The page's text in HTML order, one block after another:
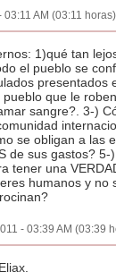
AM (03:11
1)qué tan
el pueblo se
presentados
que le
sangre?. 3-)
se obligan a las
de sus gastos? 5-
tener una
humanos y no
- 03:39 AM (03:39